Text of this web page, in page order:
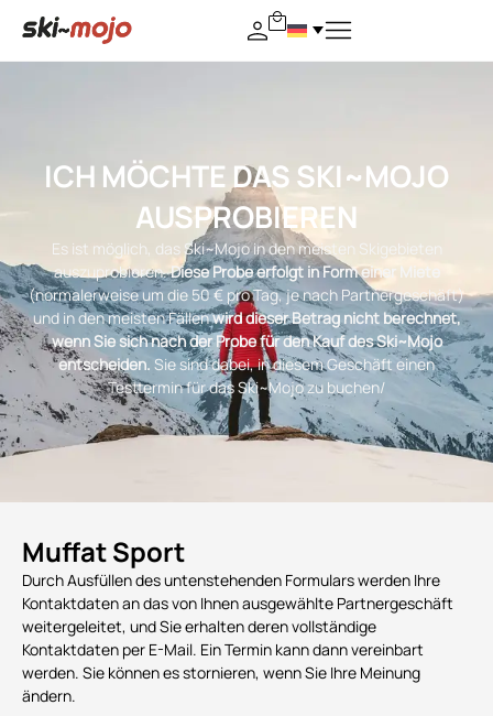
ICH MÖCHTE DAS SKI~MOJO
AUSPROBIEREN
Es ist möglich, das Ski~Mojo in den meisten Skigebieten
auszuprobieren.Diese Probe erfolgt in Form einer Miete
(normalerweise um die 50 € pro Tag, je nach Partnergeschäft)
und in den meisten Fällenwird dieser Betrag nicht berechnet,
wenn Sie sich nach der Probe für den Kauf des Ski~Mojo
entscheiden. Sie sind dabei, in diesem Geschäft einen
Testtermin für das Ski~Mojo zu buchen/
Muffat Sport
Durch Ausfüllen des untenstehenden Formulars werden Ihre
Kontaktdaten an das von Ihnen ausgewählte Partnergeschäft
weitergeleitet, und Sie erhalten deren vollständige
Kontaktdaten per E-Mail. Ein Termin kann dann vereinbart
werden. Sie können es stornieren, wenn Sie Ihre Meinung
ändern.